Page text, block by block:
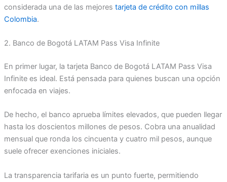
considerada una de las mejores tarjeta de crédito con millas
Colombia.
2. Banco de Bogotá LATAM Pass Visa Infinite
En primer lugar, la tarjeta Banco de Bogotá LATAM Pass Visa
Infinite es ideal. Está pensada para quienes buscan una opción
enfocada en viajes.
De hecho, el banco aprueba límites elevados, que pueden llegar
hasta los doscientos millones de pesos. Cobra una anualidad
mensual que ronda los cincuenta y cuatro mil pesos, aunque
suele ofrecer exenciones iniciales.
La transparencia tarifaria es un punto fuerte, permitiendo